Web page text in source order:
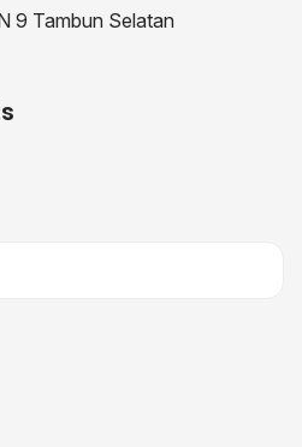
9 Tambun Selatan